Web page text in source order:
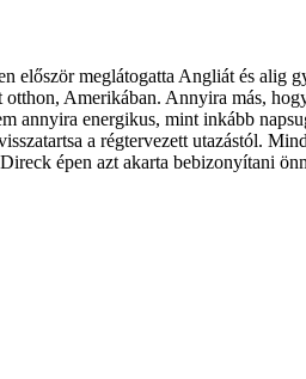
először meglátogatta Angliát és alig
Amerikában. Annyira más,
annyira energikus, mint inkább
a régtervezett utazástól.
épen azt akarta bebizonyítani